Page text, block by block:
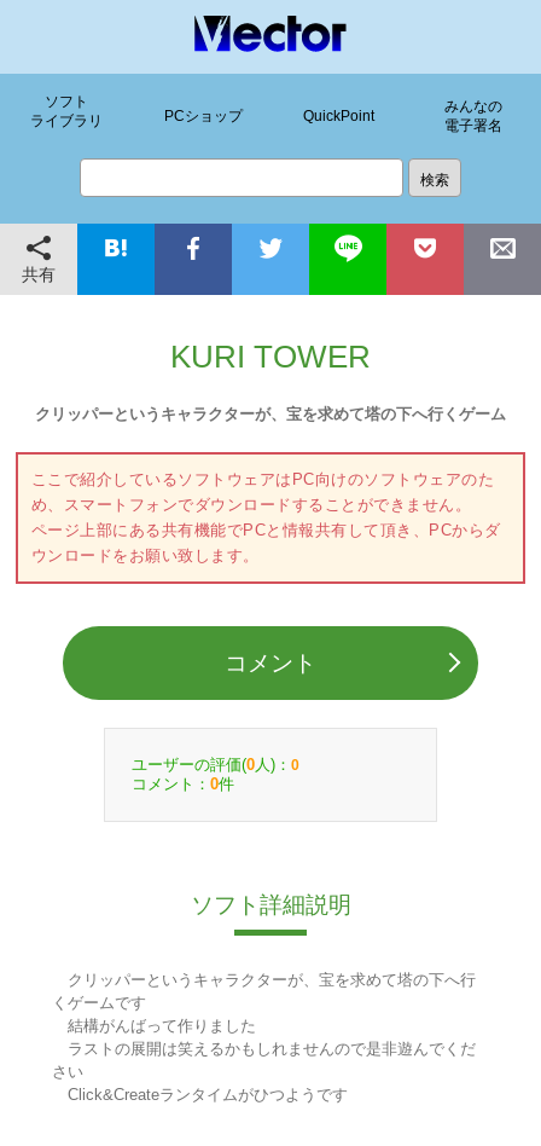
ソフト
ライブラリ
PCショップ QuickPoint
みんなの
電子署名
共有
KURI TOWER
クリッパーというキャラクターが、宝を求めて塔の下へ行くゲーム
ここで紹介しているソフトウェアはPC向けのソフトウェアのた
め、スマートフォンでダウンロードすることができません。
ページ上部にある共有機能でPCと情報共有して頂き、PCからダ
ウンロードをお願い致します。
コメント
ユーザーの評価(0 人)： 0
コメント： 0件
ソフト詳細説明
クリッパーというキャラクターが、宝を求めて塔の下へ行
くゲームです
結構がんばって作りました
ラストの展開は笑えるかもしれませんので是非遊んでくだ
さい
Click&Createランタイムがひつようです